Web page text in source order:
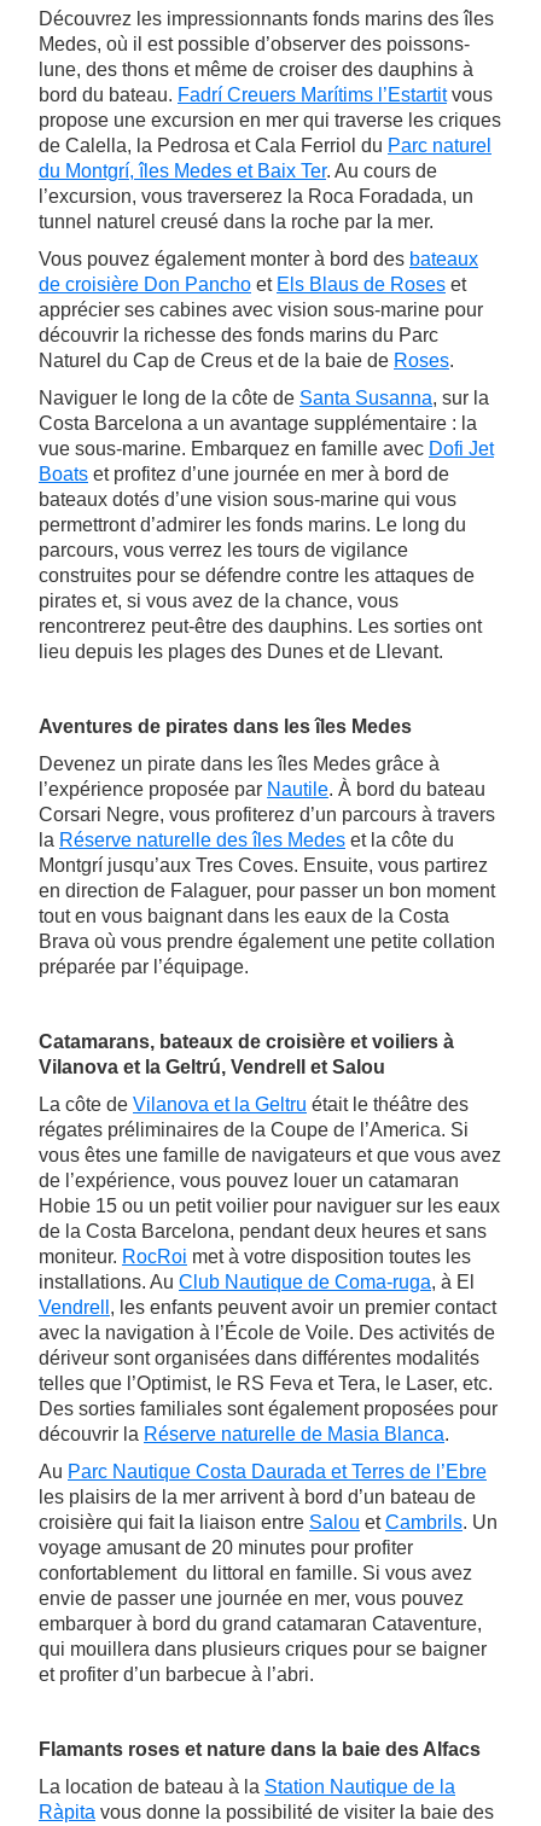
Découvrez les impressionnants fonds marins des îles
Medes, où il est possible d’observer des poissons-
lune, des thons et même de croiser des dauphins à
bord du bateau. Fadrí Creuers Marítims l’Estartitvous
propose une excursion en mer qui traverse les criques
de Calella, la Pedrosa et Cala Ferriol du Parc naturel
du Montgrí, îles Medes et Baix Ter. Au cours de
l’excursion, vous traverserez la Roca Foradada, un
tunnel naturel creusé dans la roche par la mer.
Vous pouvez également monter à bord des bateaux
de croisière Don Pancho et Els Blaus de Roses et
apprécier ses cabines avec vision sous-marine pour
découvrir la richesse des fonds marins du Parc
Naturel du Cap de Creus et de la baie de Roses.
Naviguer le long de la côte de Santa Susanna, sur la
Costa Barcelona a un avantage supplémentaire : la
vue sous-marine. Embarquez en famille avec Dofi Jet
Boats et profitez d’une journée en mer à bord de
bateaux dotés d’une vision sous-marine qui vous
permettront d’admirer les fonds marins. Le long du
parcours, vous verrez les tours de vigilance
construites pour se défendre contre les attaques de
pirates et, si vous avez de la chance, vous
rencontrerez peut-être des dauphins. Les sorties ont
lieu depuis les plages des Dunes et de Llevant.
Aventures de pirates dans les îles Medes
Devenez un pirate dans les îles Medes grâce à
l’expérience proposée par Nautile. À bord du bateau
Corsari Negre, vous profiterez d’un parcours à travers
la Réserve naturelle des îles Medes et la côte du
Montgrí jusqu’aux Tres Coves. Ensuite, vous partirez
en direction de Falaguer, pour passer un bon moment
tout en vous baignant dans les eaux de la Costa
Brava où vous prendre également une petite collation
préparée par l’équipage.
Catamarans, bateaux de croisière et voiliers à
Vilanova et la Geltrú, Vendrell et Salou
La côte de Vilanova et la Geltru était le théâtre des
régates préliminaires de la Coupe de l’America. Si
vous êtes une famille de navigateurs et que vous avez
de l’expérience, vous pouvez louer un catamaran
Hobie 15 ou un petit voilier pour naviguer sur les eaux
de la Costa Barcelona, pendant deux heures et sans
moniteur. RocRoi met à votre disposition toutes les
installations. Au Club Nautique de Coma-ruga, à El
Vendrell , les enfants peuvent avoir un premier contact
avec la navigation à l’École de Voile. Des activités de
dériveur sont organisées dans différentes modalités
telles que l’Optimist, le RS Feva et Tera, le Laser, etc.
Des sorties familiales sont également proposées pour
découvrir la Réserve naturelle de Masia Blanca.
Au Parc Nautique Costa Daurada et Terres de l’Ebre
les plaisirs de la mer arrivent à bord d’un bateau de
croisière qui fait la liaison entre Salou etCambrils. Un
voyage amusant de 20 minutes pour profiter
confortablement du littoral en famille. Si vous avez
envie de passer une journée en mer, vous pouvez
embarquer à bord du grand catamaran Cataventure,
qui mouillera dans plusieurs criques pour se baigner
et profiter d’un barbecue à l’abri.
Flamants roses et nature dans la baie des Alfacs
La location de bateau à la Station Nautique de la
Ràpita vous donne la possibilité de visiter la baie des